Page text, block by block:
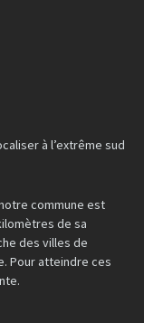
à l’extrême sud
commune est
de sa
des villes de
Pour atteindre ces